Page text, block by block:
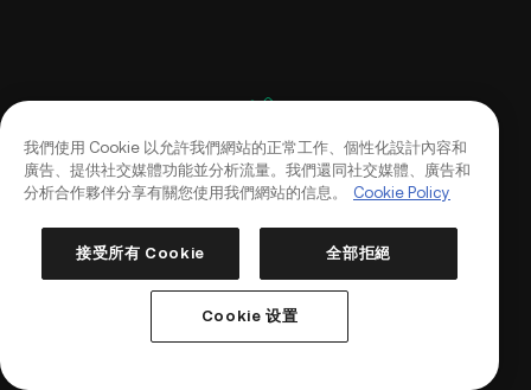
登入
我們使用 Cookie 以允許我們網站的正常工作、個性化設計內容和
廣告、提供社交媒體功能並分析流量。我們還同社交媒體、廣告和
分析合作夥伴分享有關您使用我們網站的信息。
Cookie Policy
接受所有 Cookie 全部拒絕
Cookie 设置